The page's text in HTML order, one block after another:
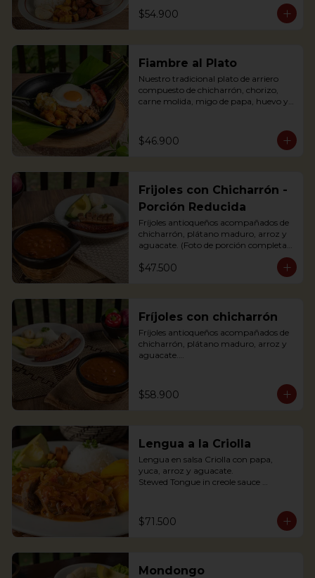
maduro, 'chorizo' campesino a base
de soya, arroz, tajaditas de papa,
arepita, maíz y aguacate. Apta para
Antioquian bean soup without pork
or meat substances, served with soy
base shredded 'meat', soy based
'sausage', fried plantain, rice, arepa,
corn and avocado. Suitable for Vegans
$54.900
Fiambre al Plato
Nuestro tradicional plato de arriero
compuesto de chicharrón, chorizo,
carne molida, migo de papa, huevo y
$46.900
Frijoles con Chicharrón -
Porción Reducida
Fríjoles antioqueños acompañados de
chicharrón, plátano maduro, arroz y
aguacate. (Foto de porción completa).
cracklings, white rice, avocado and
$47.500
Fríjoles con chicharrón
Fríjoles antioqueños acompañados de
chicharrón, plátano maduro, arroz y
aguacate.
sweet plantain.
$58.900
Lengua a la Criolla
Lengua en salsa Criolla con papa,
yuca, arroz y aguacate.
Stewed Tongue in creole sauce
$71.500
Mondongo